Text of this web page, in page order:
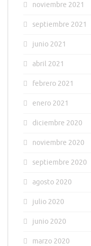
noviembre 2021
septiembre 2021
junio 2021
abril 2021
febrero 2021
enero 2021
diciembre 2020
noviembre 2020
septiembre 2020
agosto 2020
julio 2020
junio 2020
marzo 2020